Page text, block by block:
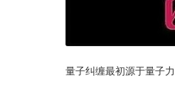
量子纠缠最初源于量子